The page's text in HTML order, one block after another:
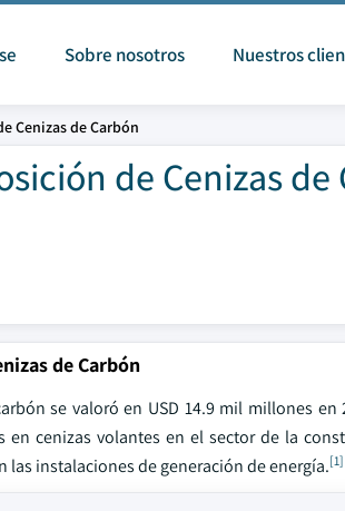
Sobre nosotros Nuestros
Cenizas de Carbón
de Cenizas de
de Carbón
se valoró en USD 14.9 mil millones
cenizas volantes en el sector de la
instalaciones de generación de energía.[1]